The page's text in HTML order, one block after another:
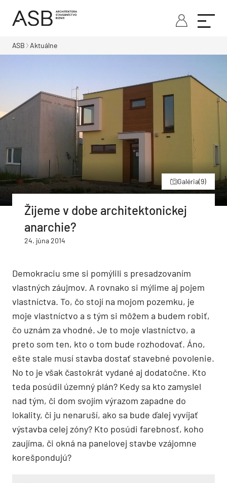
ASB Aktuálne
Galéria(9)
Žijeme v dobe architektonickej
anarchie?
24. júna 2014
Demokraciu sme si pomýlili s presadzovaním
vlastných záujmov. A rovnako si mýlime aj pojem
vlastníctva. To, čo stojí na mojom pozemku, je
moje vlastníctvo a s tým si môžem a budem robiť,
čo uznám za vhodné. Je to moje vlastníctvo, a
preto som ten, kto o tom bude rozhodovať. Áno,
ešte stale musí stavba dostať stavebné povolenie.
No to je však častokrát vydané aj dodatočne. Kto
teda posúdil územný plán? Kedy sa kto zamyslel
nad tým, či dom svojím výrazom zapadne do
lokality, či ju nenaruší, ako sa bude ďalej vyvíjať
výstavba celej zóny? Kto posúdi farebnosť, koho
zaujíma, či okná na panelovej stavbe vzájomne
korešpondujú?